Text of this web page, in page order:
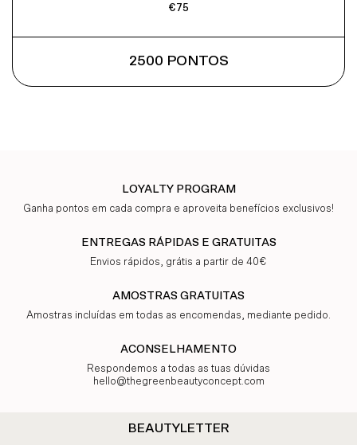
€75
2500 PONTOS
LOYALTY PROGRAM
Ganha pontos em cada compra e aproveita benefícios exclusivos!
ENTREGAS RÁPIDAS E GRATUITAS
Envios rápidos, grátis a partir de 40€
AMOSTRAS GRATUITAS
Amostras incluídas em todas as encomendas, mediante pedido.
ACONSELHAMENTO
Respondemos a todas as tuas dúvidas
hello@thegreenbeautyconcept.com
BEAUTYLETTER